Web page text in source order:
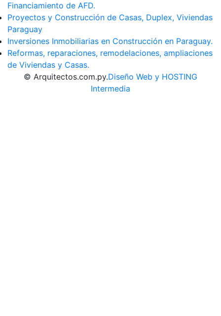
Financiamiento de AFD.
Proyectos y Construcción de Casas, Duplex, Viviendas
Paraguay
Inversiones Inmobiliarias en Construcción en Paraguay.
Reformas, reparaciones, remodelaciones, ampliaciones
de Viviendas y Casas.
© Arquitectos.com.py.Diseño Web y HOSTING
Intermedia